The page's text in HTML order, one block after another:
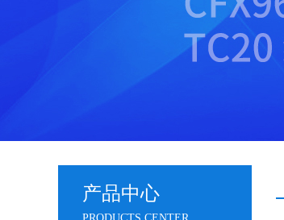
产品中心